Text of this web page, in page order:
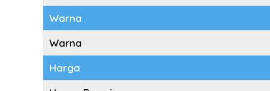
Warna
Warna
Harga